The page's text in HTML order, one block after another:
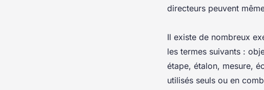
directeurs peuvent
Il existe de nombreux
les termes suivants :
étape, étalon, mesure,
utilisés seuls ou en